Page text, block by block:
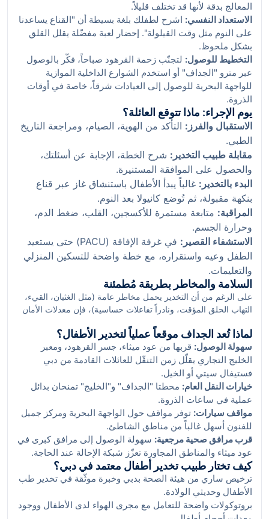
المعالج بدقة لأنها قد تختلف قليلاً.
الاستعداد النفسي: اشرح لطفلك بلغة بسيطة أن "القناع يساعدنا
على النوم مثل وقت القيلولة". إحضار لعبة مفضّلة يقلل القلق
بشكل ملحوظ.
التخطيط للوصول: لتجنّب زحمة القرهود صباحاً، فكّر بالوصول
عبر مترو "الجداف" أو استخدم الشوارع الداخلية الموازية
للواجهة البحرية للوصول إلى العيادات شرقاً، خاصة في أوقات
الذروة.
يوم الإجراء: ماذا تتوقع العائلة؟
الاستقبال والفرز: التأكد من الهوية، الصيام، ومراجعة التاريخ
الطبي.
مقابلة طبيب التخدير: شرح الخطة، الإجابة عن أسئلتك،
والحصول على الموافقة المستنيرة.
البدء بالتخدير: غالباً يبدأ الأطفال باستنشاق غاز عبر قناع
بنكهة مقبولة، ثم تُوضع كانيولا بعد النوم.
المراقبة: متابعة مستمرة للأكسجين، القلب، ضغط الدم،
وحرارة الجسم.
الاستشفاء القصير:
في غرفة الإفاقة (PACU) حتى يستعيد
الطفل وعيه واستقراره، مع خطة واضحة للتسكين المنزلي
والتعليمات.
السلامة والمخاطر بطريقة مُطمئنة
على الرغم من أن التخدير يحمل مخاطر عامة (مثل الغثيان، القيء،
التهاب الحلق المؤقت، ونادراً تفاعلات حساسية)، فإن معدلات الأمان
بروتوكولات دقيقة ومعدات مخصّصة للأطفال. من واقع خبرتنا، يقلّ
القلق والمضاعفات عندما تلتزم العائلة بالصيام، وتُبلغ الفريق الطبي
بأي نزلات برد حديثة، ويُؤجَّل الإجراء عند الحاجة.
لماذا تُعد الجداف موقعاً عملياً لتخدير الأطفال؟
سهولة الوصول: قربها من عود ميثاء، جسر القرهود، ومعبر
الخليج التجاري يقلّل زمن التنقّل للعائلات القادمة من دبي
فستيفال سيتي أو الخيل.
خيارات النقل العام: محطتا "الجداف" و"الخليج" تمنحان بدائل
عملية في ساعات الذروة.
مواقف سيارات: توفر مواقف حول الواجهة البحرية ومركز جميل
للفنون أسهل غالباً من مناطق الشاطئ.
قرب مرافق صحية مرجعية: سهولة الوصول إلى مرافق كبرى في
عود ميثاء والمناطق المجاورة تعزّز شبكة الإحالة عند الحاجة.
كيف تختار طبيب تخدير أطفال معتمد في دبي؟
ترخيص ساري من هيئة الصحة بدبي وخبرة موثّقة في تخدير طب
الأطفال وحديثي الولادة.
بروتوكولات واضحة للتعامل مع مجرى الهواء لدى الأطفال ووجود